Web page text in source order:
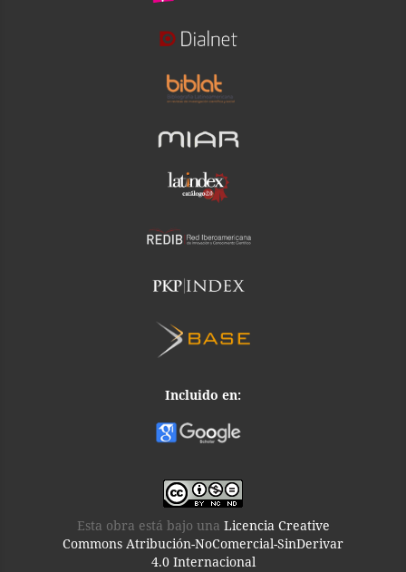
Incluido en:
Esta obra está bajo una Licencia Creative
Commons Atribución-NoComercial-SinDerivar
4.0 Internacional